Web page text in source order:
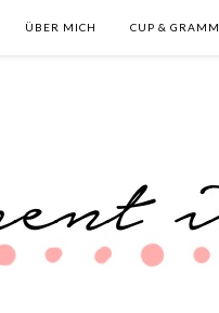
ÜBER MICH CUP &